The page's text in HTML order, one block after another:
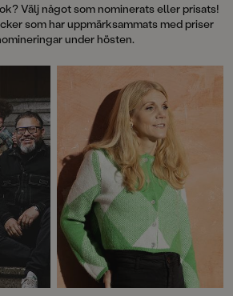
Välj något som nominerats eller prisats!
som har uppmärksammats med priser
under hösten.